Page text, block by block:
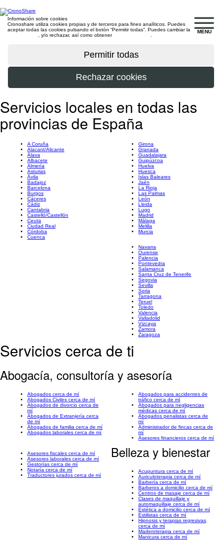
MENU
Información sobre cookies
Cronoshare utiliza cookies propias y de terceros para fines analíticos. Puedes
aceptar todas las cookies pulsando el botón “Permitir todas”. Puedes cambiar la
, y/o rechazar, así como obtener
Servicios locales en todas las
provincias de España
A Coruña
Alacant/Alicante
Álava
Albacete
Almería
Asturias
Ávila
Badajoz
Barcelona
Burgos
Cáceres
Cádiz
Cantabria
Castelló/Castellón
Ceuta
Ciudad Real
Córdoba
Cuenca
Girona
Granada
Guadalajara
Guipúzcoa
Huelva
Huesca
Islas Baleares
Jaén
La Rioja
Las Palmas
León
Lleida
Lugo
Madrid
Málaga
Melilla
Murcia
Navarra
Ourense
Palencia
Pontevedra
Salamanca
Santa Cruz de Tenerife
Segovia
Sevilla
Soria
Tarragona
Teruel
Toledo
Valencia
Valladolid
Vizcaya
Zamora
Zaragoza
Servicios cerca de ti
Abogacía, consultoría y asesoría
Abogados cerca de mí
Abogados Civiles cerca de mí
Abogados de divorcio cerca de
mí
Abogados de Extranjería cerca
de mí
Abogados de familia cerca de mí
Abogados laborales cerca de mí
Abogados para accidentes de
tráfico cerca de mí
Abogados para negligencias
médicas cerca de mí
Abogados penalistas cerca de
mí
Administrador de fincas cerca de
mí
Asesores financieros cerca de mí
Asesores fiscales cerca de mí
Asesores laborales cerca de mí
Gestorías cerca de mí
Notaría cerca de mí
Traductores jurados cerca de mí
Belleza y bienestar
Acupuntura cerca de mí
Auriculoterapia cerca de mí
Barbería cerca de mí
Barberos a domicilio cerca de mí
Centros de masaje cerca de mí
Clases de maquillaje y
automaquillaje cerca de mí
Estética a domicilio cerca de mí
Estilistas cerca de mí
Hipnosis y terapias regresivas
cerca de mí
Maderoterapia cerca de mí
Manicura cerca de mí